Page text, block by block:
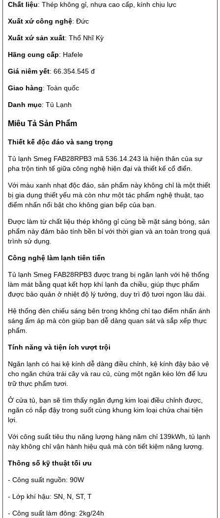
Chất liệu: Thép không gỉ, nhựa cao cấp, kính chịu lực
Xuất xứ công nghệ: Đức
Xuất xứ sản xuất: Thổ Nhĩ Kỳ
Hãng cung cấp: Hafele
Giá niêm yết: 66.354.545 đ
Giao hàng: Toàn quốc
Danh mục: Tủ Lạnh
Miêu Tả Sản Phẩm
Thiết kế độc đáo và sang trọng
Tủ lạnh Smeg FAB28RPB3 mã 536.14.243 là hiện thân của sự
pha trộn tinh tế giữa công nghệ hiện đại và thiết kế cổ điển.
Với màu xanh nhạt độc đáo, sản phẩm này không chỉ là một thiết
bị gia dụng thiết yếu mà còn như một tác phẩm nghệ thuật, tạo
điểm nhấn nổi bật cho không gian bếp của bạn.
Được làm từ chất liệu thép không gỉ cùng bề mặt sáng bóng, sản
phẩm này đảm bảo tính bền bỉ với thời gian và an toàn trong quá
trình sử dụng.
Công nghệ làm lạnh tiên tiến
Tủ lạnh Smeg FAB28RPB3 được trang bị ngăn lạnh với hệ thống
làm mát bằng quạt kết hợp khí lạnh đa chiều, giúp thực phẩm
được bảo quản ở nhiệt độ lý tưởng, duy trì độ tươi ngon lâu dài.
Hệ thống đèn chiếu sáng bên trong không chỉ tạo điểm nhấn ánh
sáng ấm áp mà còn giúp bạn dễ dàng quan sát và sắp xếp thực
phẩm.
Tính năng và tiện ích vượt trội
Ngăn lạnh có hai kệ kính dễ dàng điều chỉnh, kệ kính đậy bảo vệ
cho ngăn chứa trái cây và rau củ, cùng một ngăn kéo lớn để lưu
trữ thực phẩm tươi.
Ở cửa tủ, bạn sẽ tìm thấy ngăn đựng kim loại điều chỉnh được,
ngăn có nắp đậy trong suốt cùng khung kim loại chứa chai tiện
lợi.
Với công suất tiêu thụ năng lượng hàng năm chỉ 139kWh, tủ lạnh
này không chỉ vận hành hiệu quả mà còn tiết kiệm năng lượng.
Thông số kỹ thuật tối ưu
- Công suất nguồn: 90W
- Lớp khí hậu: SN, N, ST, T
- Công suất làm đông: 2kg/24h